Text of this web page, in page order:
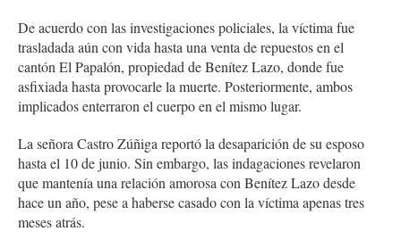
De acuerdo con las investigaciones policiales, la víctima fue
trasladada aún con vida hasta una venta de repuestos en el
cantón El Papalón, propiedad de Benítez Lazo, donde fue
asfixiada hasta provocarle la muerte. Posteriormente, ambos
implicados enterraron el cuerpo en el mismo lugar.
La señora Castro Zúñiga reportó la desaparición de su esposo
hasta el 10 de junio. Sin embargo, las indagaciones revelaron
que mantenía una relación amorosa con Benítez Lazo desde
hace un año, pese a haberse casado con la víctima apenas tres
meses atrás.